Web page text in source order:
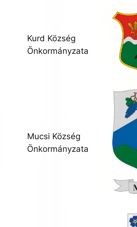
Kurd Község
Önkormányzata
Mucsi Község
Önkormányzata